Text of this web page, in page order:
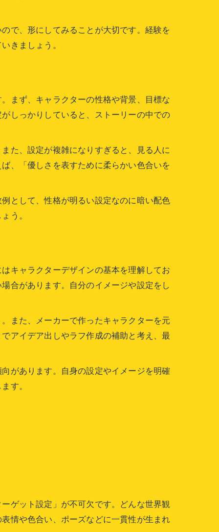
で、形にしてみることが大切です。経験を
きましょう。
まず、キャラクターの性格や背景、目標な
しっかりしていると、ストーリーの中での
た、設定が複雑になりすぎると、見る人に
、「優しさを表すために柔らかい色合いを
として、性格が明るい設定なのに暗い配色
う。
キャラクターデザインの基本を理解してお
合があります。自分のイメージや設定をし
また、メーカーで作ったキャラクターを元
アイデア出しやラフ作成の補助と考え、最
があります。自身の設定やイメージを明確
す。
ゲット設定」が不可欠です。どんな世界観
情や色合い、ポーズなどに一貫性が生まれ